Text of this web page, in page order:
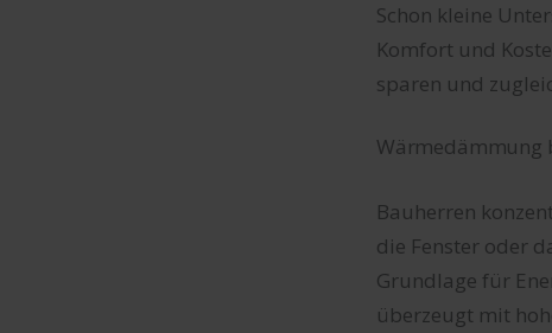
Schon kleine
Komfort und
sparen und
Wärmedämmung
Bauherren
die Fenster oder
Grundlage für
überzeugt mit